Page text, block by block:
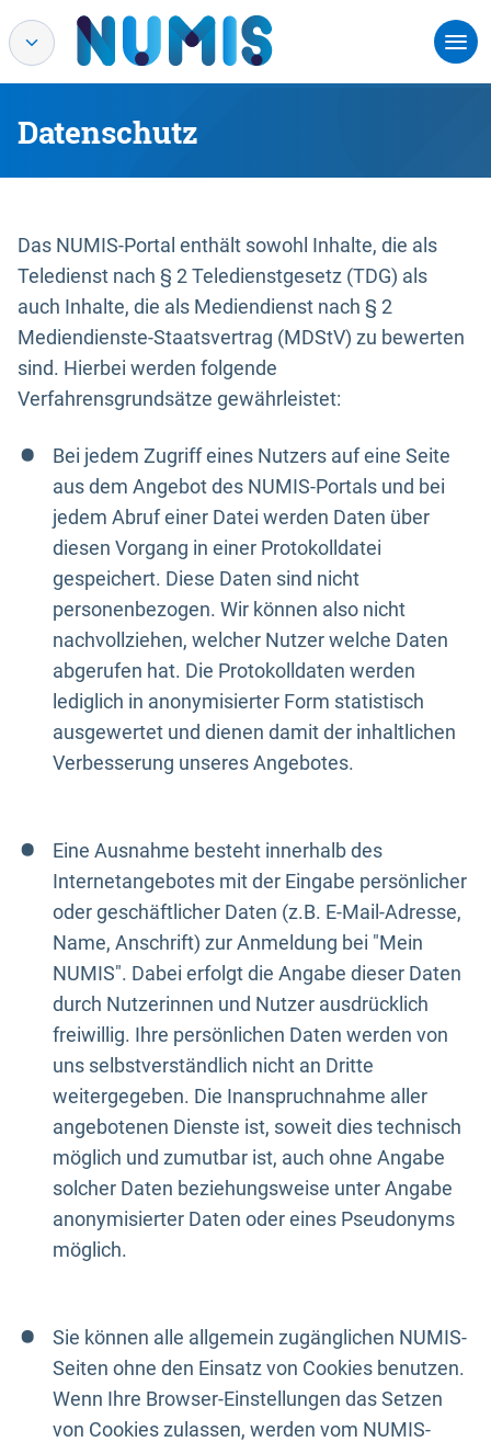
Datenschutz
Das NUMIS-Portal enthält sowohl Inhalte, die als
Teledienst nach § 2 Teledienstgesetz (TDG) als
auch Inhalte, die als Mediendienst nach § 2
Mediendienste-Staatsvertrag (MDStV) zu bewerten
sind. Hierbei werden folgende
Verfahrensgrundsätze gewährleistet:
Bei jedem Zugriff eines Nutzers auf eine Seite
aus dem Angebot des NUMIS-Portals und bei
jedem Abruf einer Datei werden Daten über
diesen Vorgang in einer Protokolldatei
gespeichert. Diese Daten sind nicht
personenbezogen. Wir können also nicht
nachvollziehen, welcher Nutzer welche Daten
abgerufen hat. Die Protokolldaten werden
lediglich in anonymisierter Form statistisch
ausgewertet und dienen damit der inhaltlichen
Verbesserung unseres Angebotes.
Eine Ausnahme besteht innerhalb des
Internetangebotes mit der Eingabe persönlicher
oder geschäftlicher Daten (z.B. E-Mail-Adresse,
Name, Anschrift) zur Anmeldung bei "Mein
NUMIS". Dabei erfolgt die Angabe dieser Daten
durch Nutzerinnen und Nutzer ausdrücklich
freiwillig. Ihre persönlichen Daten werden von
uns selbstverständlich nicht an Dritte
weitergegeben. Die Inanspruchnahme aller
angebotenen Dienste ist, soweit dies technisch
möglich und zumutbar ist, auch ohne Angabe
solcher Daten beziehungsweise unter Angabe
anonymisierter Daten oder eines Pseudonyms
möglich.
Sie können alle allgemein zugänglichen NUMIS-
Seiten ohne den Einsatz von Cookies benutzen.
Wenn Ihre Browser-Einstellungen das Setzen
von Cookies zulassen, werden vom NUMIS-